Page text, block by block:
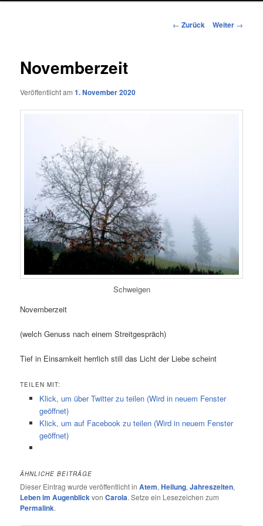
Beitragsnavigation
← Zurück Weiter →
Novemberzeit
Veröffentlicht am1. November 2020
Schweigen
Novemberzeit
(welch Genuss nach einem Streitgespräch)
Tief in Einsamkeit herrlich still das Licht der Liebe scheint
TEILEN MIT:
Klick, um über Twitter zu teilen (Wird in neuem Fenster
geöffnet)
Klick, um auf Facebook zu teilen (Wird in neuem Fenster
geöffnet)
ÄHNLICHE BEITRÄGE
Dieser Eintrag wurde veröffentlicht inAtem,Heilung,Jahreszeiten,
Leben im AugenblickvonCarola. Setze ein Lesezeichen zum
Permalink.